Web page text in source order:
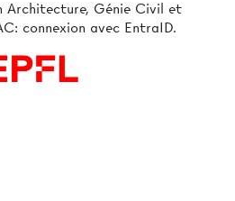
Architecture, Génie Civil et
connexion avec EntraID.